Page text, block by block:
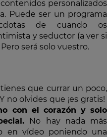
personalizados
Puede ser un programa
de cuando os
y seductor (a ver si
será solo vuestro.
que currar un poco,
no olvides que ¡es gratis!
con el corazón y solo
No hay nada más
en vídeo poniendo una